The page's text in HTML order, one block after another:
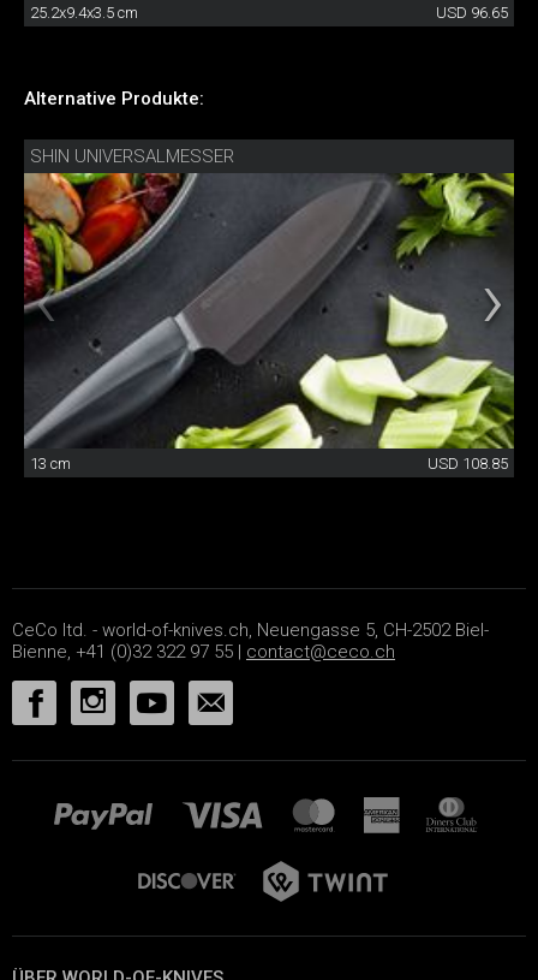
25.2x9.4x3.5 cm USD 96.65
Alternative Produkte:
SHIN UNIVERSALMESSER
13 cm USD 108.85
CeCo ltd. - world-of-knives.ch, Neuengasse 5, CH-2502 Biel-
Bienne, +41 (0)32 322 97 55 | contact@ceco.ch